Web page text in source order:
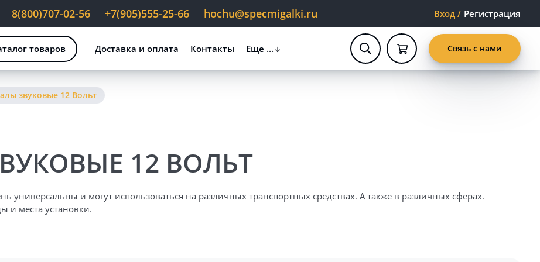
8(800)707-02-56 +7(905)555-25-66 hochu@specmigalki.ru Вход / Регистрация
товаров Доставка и оплата Контакты Еще ... Связь с нами
звуковые 12 Вольт
12 ВОЛЬТ
универсальны и могут использоваться на различных транспортных средствах. А также в различных сферах.
и места установки.